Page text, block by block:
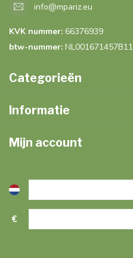
info@mpariz.eu
KVK nummer: 66376939
btw-nummer: NL001671457B11
Categorieën
Informatie
Mijn account
€